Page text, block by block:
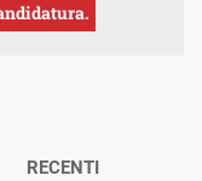
RECENTI